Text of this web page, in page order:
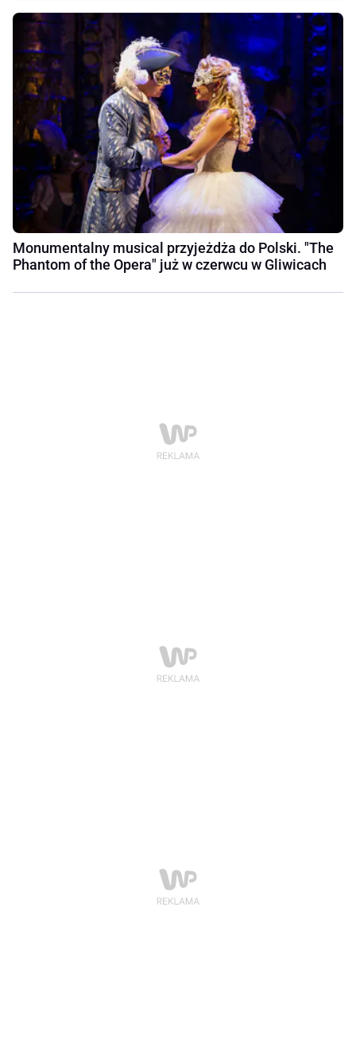
Monumentalny musical przyjeżdża do Polski. "The
Phantom of the Opera" już w czerwcu w Gliwicach